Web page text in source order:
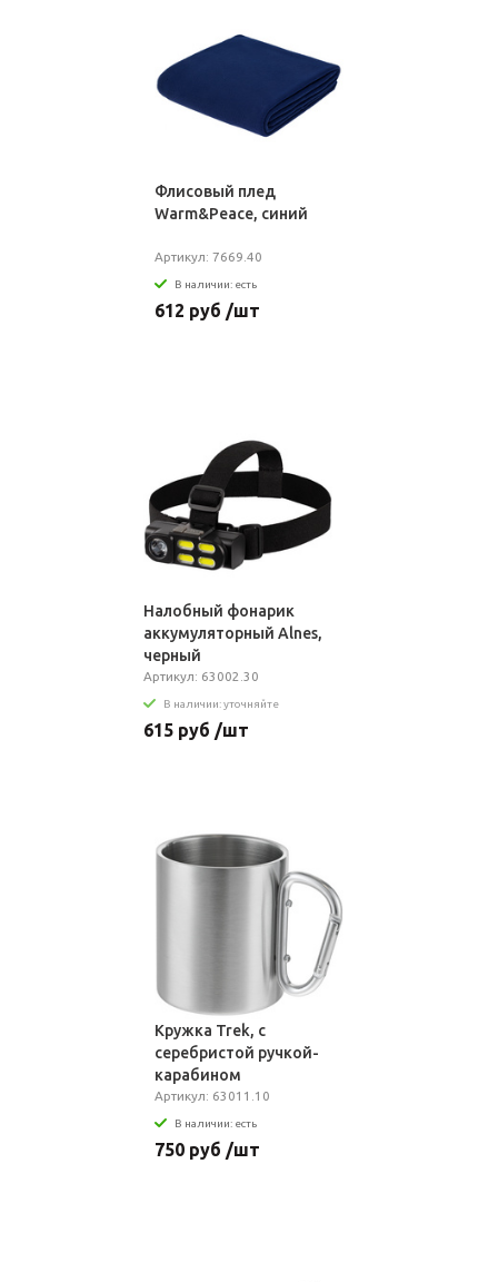
Флисовый плед
Warm&Peace, синий
Артикул: 7669.40
В наличии: есть
612 руб /шт
Налобный фонарик
аккумуляторный Alnes,
черный
Артикул: 63002.30
В наличии: уточняйте
615 руб /шт
Кружка Trek, с
серебристой ручкой-
карабином
Артикул: 63011.10
В наличии: есть
750 руб /шт